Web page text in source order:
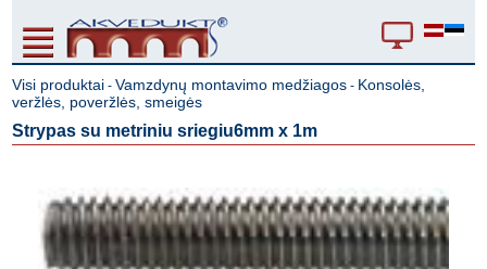
Visi produktai -Vamzdynų montavimo medžiagos - Konsolės,
veržlės, poveržlės, smeigės
Strypas su metriniu sriegiu6mm x 1m